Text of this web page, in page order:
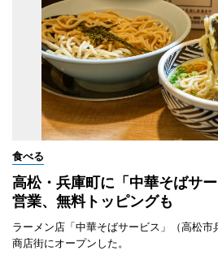
食べる
高松・兵庫町に「中華そばサ
営業、無料トッピングも
ラーメン店「中華そばサービス」（高松
商店街にオープンした。